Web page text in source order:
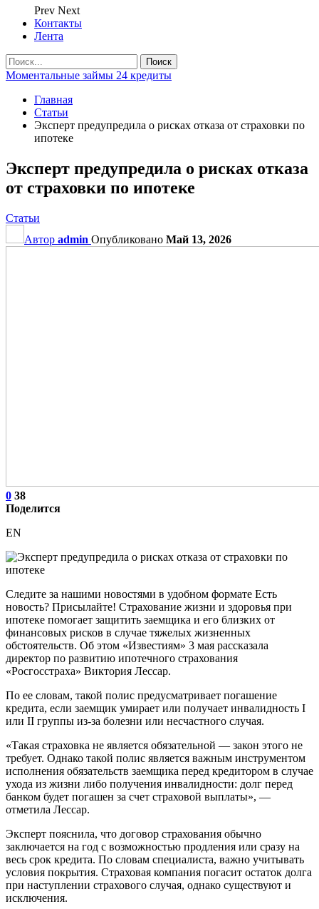
Prev Next
Контакты
Лента
Моментальные займы 24 кредиты
Главная
Статьи
Эксперт предупредила о рисках отказа от страховки по
ипотеке
Эксперт предупредила о рисках отказа
от страховки по ипотеке
Статьи
Автор admin Опубликовано Май 13, 2026
0 38
Поделится
EN
Следите за нашими новостями в удобном формате Есть
новость? Присылайте! Страхование жизни и здоровья при
ипотеке помогает защитить заемщика и его близких от
финансовых рисков в случае тяжелых жизненных
обстоятельств. Об этом «Известиям» 3 мая рассказала
директор по развитию ипотечного страхования
«Росгосстраха» Виктория Лессар.
По ее словам, такой полис предусматривает погашение
кредита, если заемщик умирает или получает инвалидность I
или II группы из-за болезни или несчастного случая.
«Такая страховка не является обязательной — закон этого не
требует. Однако такой полис является важным инструментом
исполнения обязательств заемщика перед кредитором в случае
ухода из жизни либо получения инвалидности: долг перед
банком будет погашен за счет страховой выплаты», —
отметила Лессар.
Эксперт пояснила, что договор страхования обычно
заключается на год с возможностью продления или сразу на
весь срок кредита. По словам специалиста, важно учитывать
условия покрытия. Страховая компания погасит остаток долга
при наступлении страхового случая, однако существуют и
исключения.